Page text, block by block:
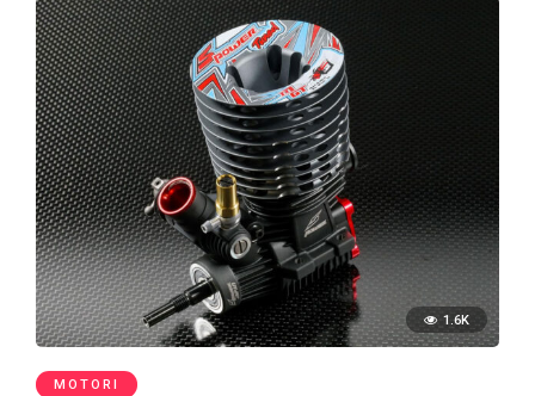
1.6K
MOTORI